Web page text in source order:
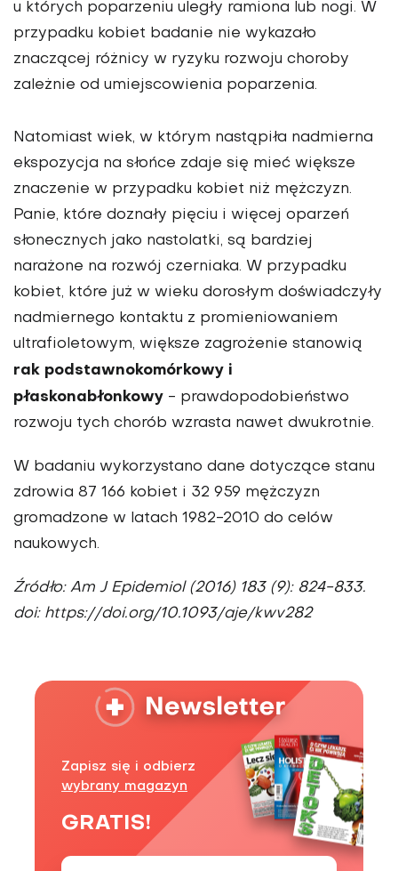
u których poparzeniu uległy ramiona lub nogi. W
przypadku kobiet badanie nie wykazało
znaczącej różnicy w ryzyku rozwoju choroby
zależnie od umiejscowienia poparzenia.
Natomiast wiek, w którym nastąpiła nadmierna
ekspozycja na słońce zdaje się mieć większe
znaczenie w przypadku kobiet niż mężczyzn.
Panie, które doznały pięciu i więcej oparzeń
słonecznych jako nastolatki, są bardziej
narażone na rozwój czerniaka. W przypadku
kobiet, które już w wieku dorosłym doświadczyły
nadmiernego kontaktu z promieniowaniem
ultrafioletowym, większe zagrożenie stanowią
rak podstawnokomórkowy i
płaskonabłonkowy - prawdopodobieństwo
rozwoju tych chorób wzrasta nawet dwukrotnie.
W badaniu wykorzystano dane dotyczące stanu
zdrowia 87 166 kobiet i 32 959 mężczyzn
gromadzone w latach 1982-2010 do celów
naukowych.
Źródło: Am J Epidemiol (2016) 183 (9): 824-833.
doi: https://doi.org/10.1093/aje/kwv282
Zapisz się i odbierz
wybrany magazyn
GRATIS!